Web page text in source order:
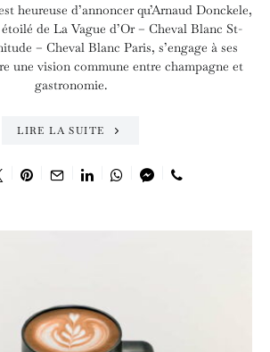
heureuse d’annoncer qu’Arnaud Donckele,
de La Vague d’Or – Cheval Blanc St-
– Cheval Blanc Paris, s’engage à ses
une vision commune entre champagne et
gastronomie.
LIRE LA SUITE